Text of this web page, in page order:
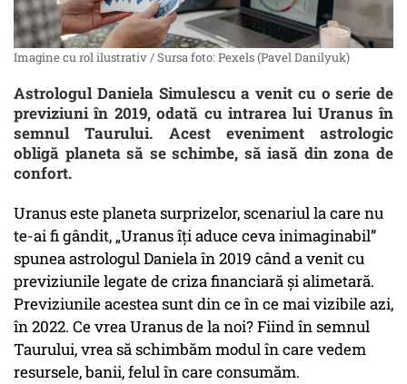
Imagine cu rol ilustrativ / Sursa foto: Pexels (Pavel Danilyuk)
Astrologul Daniela Simulescu a venit cu o serie de
previziuni în 2019, odată cu intrarea lui Uranus în
semnul Taurului. Acest eveniment astrologic
obligă planeta să se schimbe, să iasă din zona de
confort.
Uranus este planeta surprizelor, scenariul la care nu
te-ai fi gândit, „Uranus îți aduce ceva inimaginabil”
spunea astrologul Daniela în 2019 când a venit cu
previziunile legate de criza financiară și alimetară.
Previziunile acestea sunt din ce în ce mai vizibile azi,
în 2022. Ce vrea Uranus de la noi? Fiind în semnul
Taurului, vrea să schimbăm modul în care vedem
resursele, banii, felul în care consumăm.